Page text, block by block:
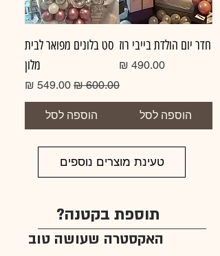
חדר יום הולדת בייבי רוז
מחיר‏490.00 ‏₪
הוספה לסל
סט בלונים מפואר לבית
מלון
מחיר רגיל מחיר מבצע
הוספה לסל
טעינת מוצרים נוספים
תוספת בקטנה?
האקסטרה שעושה טוב